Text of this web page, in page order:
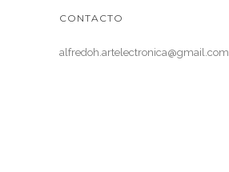
CONTACTO
alfredoh.artelectronica@gmail.com